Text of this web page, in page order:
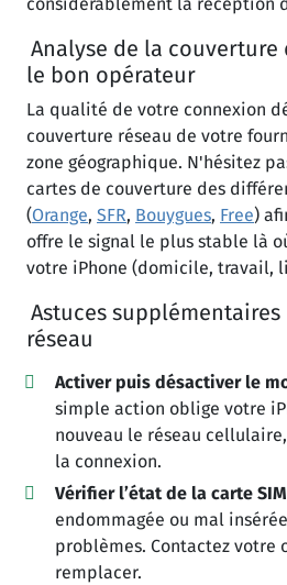
Analyse de la
le bon opérateur
La qualité de votre connexion
couverture réseau de votre
zone géographique. N'hésitez
cartes de couverture des
(Orange, SFR, Bouygues, Free)
offre le signal le plus stable là
votre iPhone (domicile, travail,
Astuces
réseau
Activer puis désactiver le
simple action oblige votre
nouveau le réseau
la connexion.
Vérifier l’état de la carte
endommagée ou mal
problèmes. Contactez votre
remplacer.